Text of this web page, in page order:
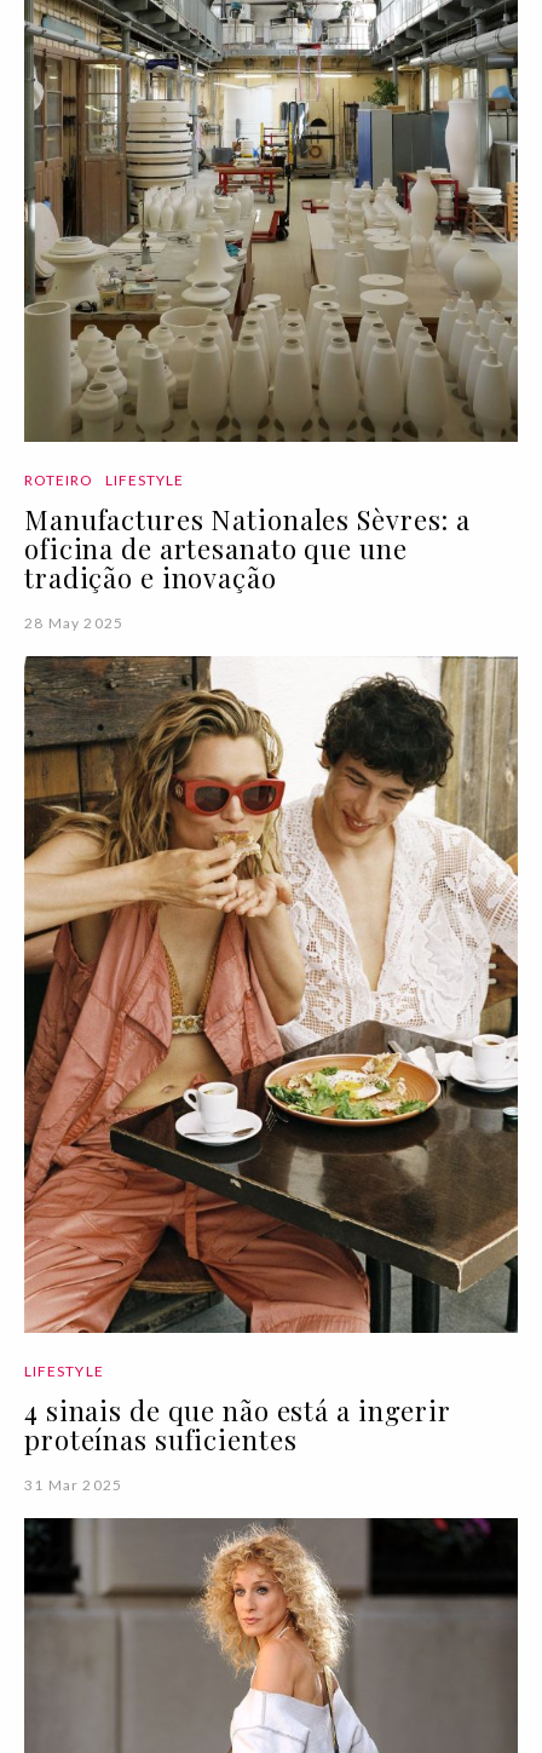
ROTEIRO LIFESTYLE
Manufactures Nationales Sèvres: a
oficina de artesanato que une
tradição e inovação
28 May 2025
LIFESTYLE
4 sinais de que não está a ingerir
proteínas suficientes
31 Mar 2025